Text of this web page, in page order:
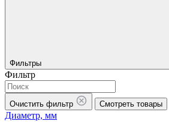
Фильтры
Фильтр
Очистить фильтр Смотреть товары
Диаметр, мм